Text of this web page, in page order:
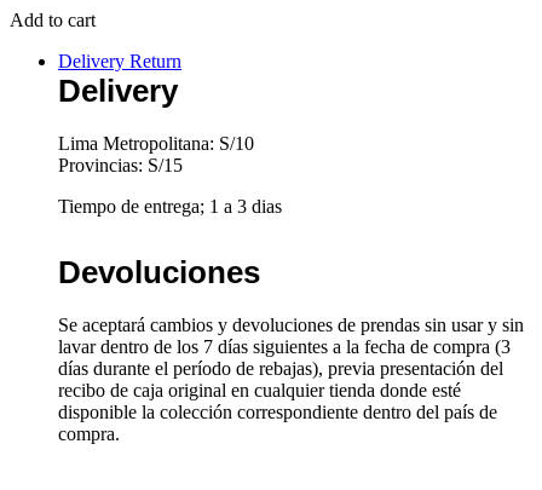
Add to cart
Delivery Return
Delivery
Lima Metropolitana: S/10
Provincias: S/15
Tiempo de entrega; 1 a 3 dias
Devoluciones
Se aceptará cambios y devoluciones de prendas sin usar y sin
lavar dentro de los 7 días siguientes a la fecha de compra (3
días durante el período de rebajas), previa presentación del
recibo de caja original en cualquier tienda donde esté
disponible la colección correspondiente dentro del país de
compra.